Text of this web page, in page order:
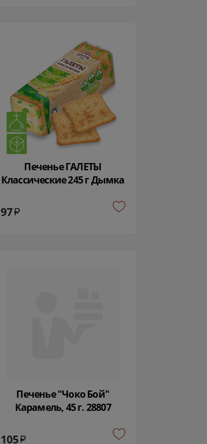
Печенье ГАЛЕТЫ
Классические 245 г Дымка
97
Печенье "Чоко Бой"
Карамель, 45 г. 28807
105